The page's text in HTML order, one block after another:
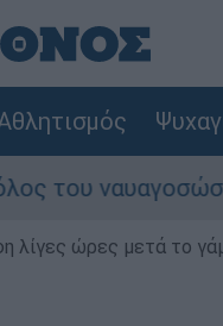
ώρες μετά το